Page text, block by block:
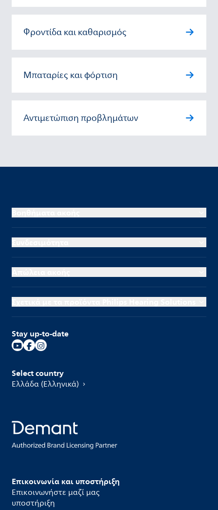
Φροντίδα και καθαρισμός
Μπαταρίες και φόρτιση
Αντιμετώπιση προβλημάτων
Επικοινωνία και υποστήριξη
Επικοινωνήστε μαζί μας
υποστήριξη
Stay up-to-date
Select country
Ελλάδα (Ελληνικά)